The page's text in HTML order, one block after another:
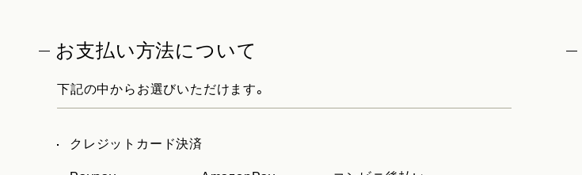
お支払い方法について
下記の中からお選びいただけます。
クレジットカード決済